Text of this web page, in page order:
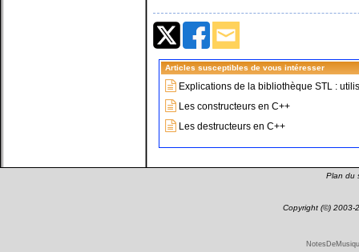
Articles susceptibles de vous intéresser
Explications de la bibliothèque STL :
Les constructeurs en C++
Les destructeurs en C++
Plan du
Copyright (©) 2003-